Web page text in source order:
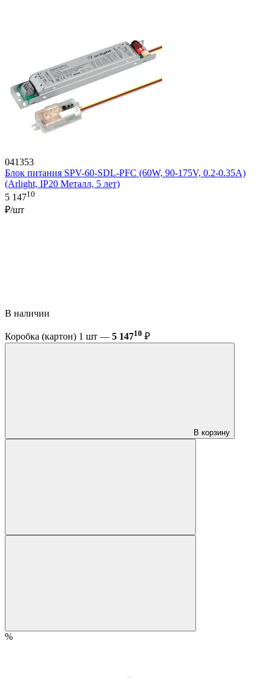
041353
Блок питания SPV-60-SDL-PFC (60W, 90-175V, 0.2-0.35A)
(Arlight, IP20 Металл, 5 лет)
5 14710
₽/шт
В наличии
Коробка (картон) 1 шт — 5 14710 ₽
В корзину
%